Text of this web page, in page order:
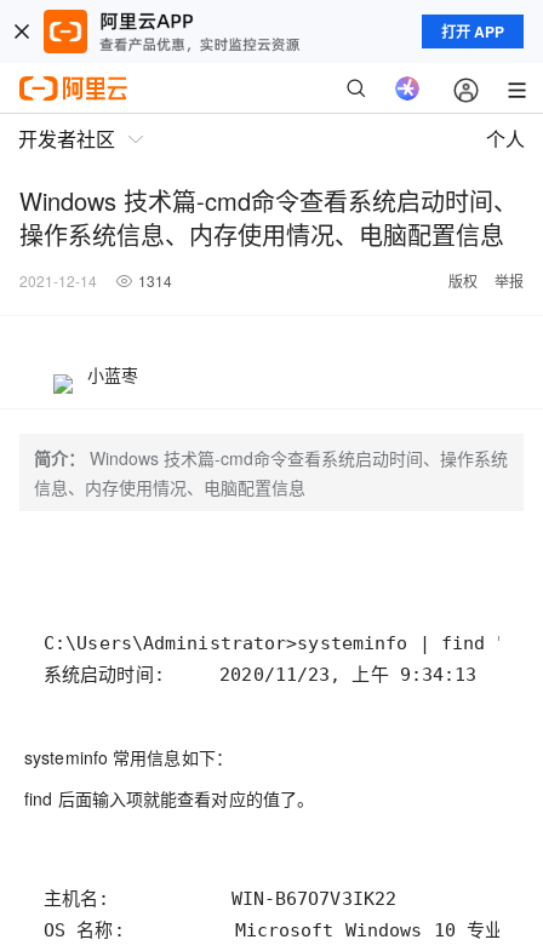
打开 APP
开发者社区 个人
Windows 技术篇-cmd命令查看系统启动时间、
操作系统信息、内存使用情况、电脑配置信息
2021-12-14 1314 版权 举报
小蓝枣
简介：
Windows 技术篇-cmd命令查看系统启动时间、操作系统
信息、内存使用情况、电脑配置信息
系统启动时间:     2020/11/23, 上午 9:34:13
systeminfo 常用信息如下：
find 后面输入项就能查看对应的值了。